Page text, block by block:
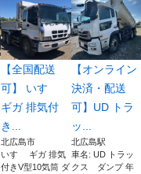
【全国配送
可】 いすゞ
ギガ 排気付
き...
北広島市
いすゞ ギガ 排気
付きV型10気筒 ダ
【オンライン
決済・配送
可】UD トラ
ッ...
北広島駅
車名: UD トラッ
クス ダンプ 年